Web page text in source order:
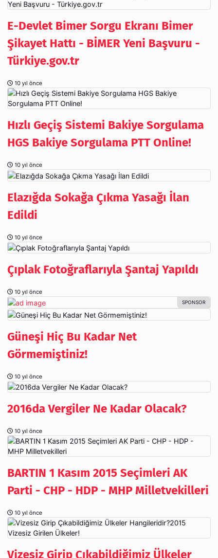
E-Devlet Bimer Sorgu Ekranı Bimer
Şikayet Hattı - BİMER Yeni Başvuru -
Türkiye.gov.tr
10 yıl önce
Hızlı Geçiş Sistemi Bakiye Sorgulama
HGS Bakiye Sorgulama PTT Online!
10 yıl önce
Elazığda Sokağa Çıkma Yasağı İlan
Edildi
10 yıl önce
Çıplak Fotoğraflarıyla Şantaj Yapıldı
10 yıl önce
Güneşi Hiç Bu Kadar Net
Görmemiştiniz!
10 yıl önce
2016da Vergiler Ne Kadar Olacak?
10 yıl önce
BARTIN 1 Kasım 2015 Seçimleri AK
Parti - CHP - HDP - MHP Milletvekilleri
10 yıl önce
Vizesiz Girip Çıkabildiğimiz Ülkeler